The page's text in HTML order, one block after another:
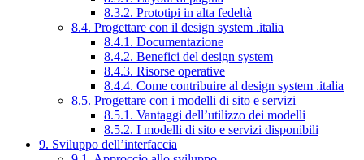
8.3.2. Prototipi in alta fedeltà
8.4. Progettare con il design system .italia
8.4.1. Documentazione
8.4.2. Benefici del design system
8.4.3. Risorse operative
8.4.4. Come contribuire al design system .italia
8.5. Progettare con i modelli di sito e servizi
8.5.1. Vantaggi dell’utilizzo dei modelli
8.5.2. I modelli di sito e servizi disponibili
9. Sviluppo dell’interfaccia